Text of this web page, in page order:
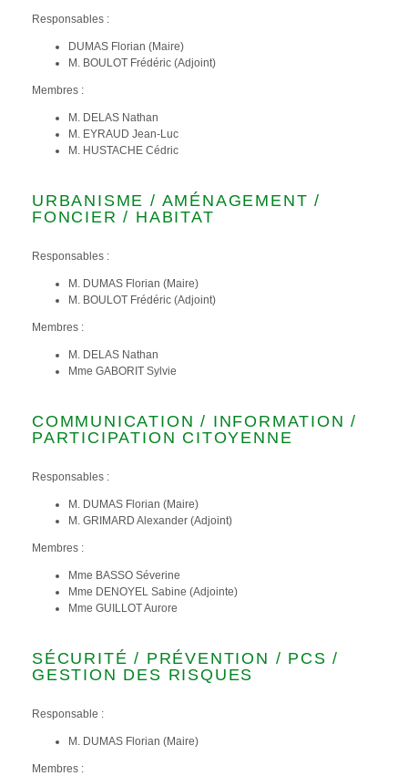
Responsables :
DUMAS Florian (Maire)
M. BOULOT Frédéric (Adjoint)
Membres :
M. DELAS Nathan
M. EYRAUD Jean-Luc
M. HUSTACHE Cédric
URBANISME / AMÉNAGEMENT /
FONCIER / HABITAT
Responsables :
M. DUMAS Florian (Maire)
M. BOULOT Frédéric (Adjoint)
Membres :
M. DELAS Nathan
Mme GABORIT Sylvie
COMMUNICATION / INFORMATION /
PARTICIPATION CITOYENNE
Responsables :
M. DUMAS Florian (Maire)
M. GRIMARD Alexander (Adjoint)
Membres :
Mme BASSO Séverine
Mme DENOYEL Sabine (Adjointe)
Mme GUILLOT Aurore
SÉCURITÉ / PRÉVENTION / PCS /
GESTION DES RISQUES
Responsable :
M. DUMAS Florian (Maire)
Membres :